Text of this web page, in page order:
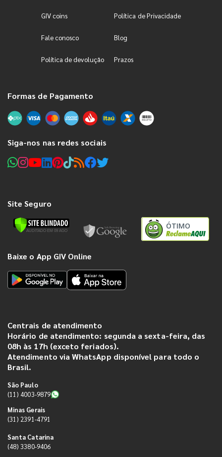
GIV coins Política de Privacidade
Fale conosco Blog
Política de devolução Prazos
Formas de Pagamento
Siga-nos nas redes sociais
Site Seguro
ÓTIMO
Baixe o App GIV Online
Centrais de atendimento
Horário de atendimento: segunda a sexta-feira, das
08h às 17h (exceto feriados).
Atendimento via WhatsApp disponível para todo o
Brasil.
São Paulo
(11) 4003-9879
Minas Gerais
(31) 2391-4791
Santa Catarina
(48) 3380-9406